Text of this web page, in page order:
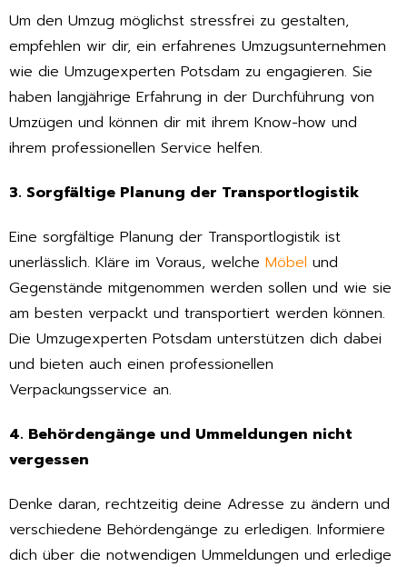
Um den Umzug möglichst stressfrei zu gestalten,
empfehlen wir dir, ein erfahrenes Umzugsunternehmen
wie die Umzugexperten Potsdam zu engagieren. Sie
haben langjährige Erfahrung in der Durchführung von
Umzügen und können dir mit ihrem Know-how und
ihrem professionellen Service helfen.
3. Sorgfältige Planung der Transportlogistik
Eine sorgfältige Planung der Transportlogistik ist
unerlässlich. Kläre im Voraus, welche Möbel und
Gegenstände mitgenommen werden sollen und wie sie
am besten verpackt und transportiert werden können.
Die Umzugexperten Potsdam unterstützen dich dabei
und bieten auch einen professionellen
Verpackungsservice an.
4. Behördengänge und Ummeldungen nicht
vergessen
Denke daran, rechtzeitig deine Adresse zu ändern und
verschiedene Behördengänge zu erledigen. Informiere
dich über die notwendigen Ummeldungen und erledige